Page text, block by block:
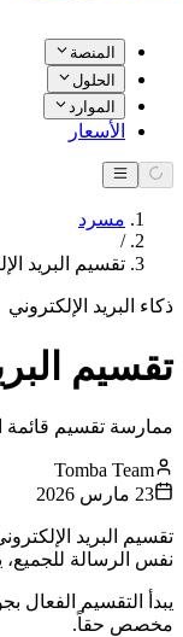
المنصة
الحلول
الموارد
الأسعار
مسرد
/
تقسيم البريد
ذكاء البريد الإلكتروني
تقسيم
ممارسة تقسيم قائمة
Tomba Team
23 مارس 2026
تقسيم البريد
نفس الرسالة
يبدأ التقسيم الفعال
مخصص حقاً.